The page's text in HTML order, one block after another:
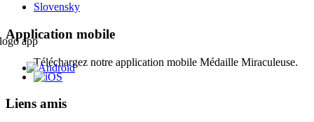
Slovensky
Application mobile
Téléchargez notre application mobile Médaille Miraculeuse.
Liens amis